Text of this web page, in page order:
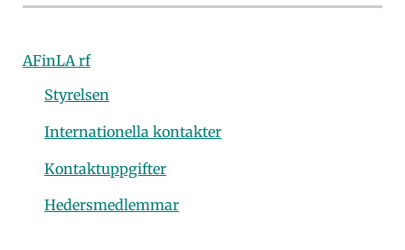
AFinLA rf
Styrelsen
Internationella kontakter
Kontaktuppgifter
Hedersmedlemmar